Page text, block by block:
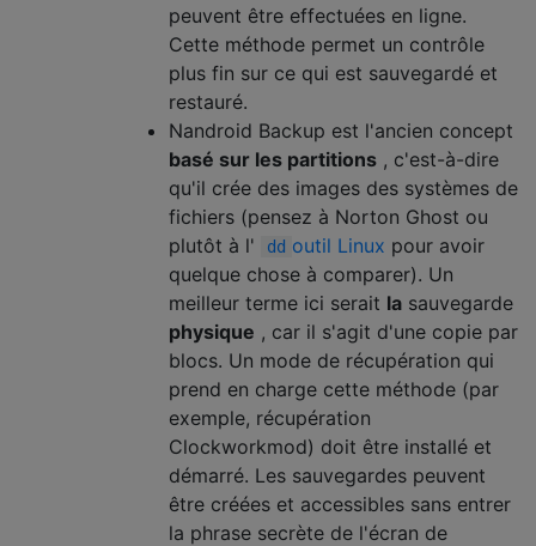
peuvent être effectuées en ligne.
Cette méthode permet un contrôle
plus fin sur ce qui est sauvegardé et
restauré.
Nandroid Backup est l'ancien concept
basé sur les partitions , c'est-à-dire
qu'il crée des images des systèmes de
fichiers (pensez à Norton Ghost ou
plutôt à l'
dd outil Linux pour avoir
quelque chose à comparer). Un
meilleur terme ici serait la sauvegarde
physique , car il s'agit d'une copie par
blocs. Un mode de récupération qui
prend en charge cette méthode (par
exemple, récupération
Clockworkmod) doit être installé et
démarré. Les sauvegardes peuvent
être créées et accessibles sans entrer
la phrase secrète de l'écran de